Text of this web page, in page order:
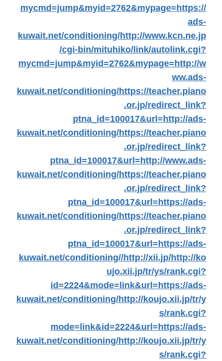
mycmd=jump&myid=2762&mypage=https://
ads-
kuwait.net/conditioning/http://www.kcn.ne.jp
/cgi-bin/mituhiko/link/autolink.cgi?
mycmd=jump&myid=2762&mypage=http://w
ww.ads-
kuwait.net/conditioning/https://teacher.piano
.or.jp/redirect_link?
ptna_id=100017&url=http://ads-
kuwait.net/conditioning/https://teacher.piano
.or.jp/redirect_link?
ptna_id=100017&url=http://www.ads-
kuwait.net/conditioning/https://teacher.piano
.or.jp/redirect_link?
ptna_id=100017&url=https://ads-
kuwait.net/conditioning/https://teacher.piano
.or.jp/redirect_link?
ptna_id=100017&url=https://ads-
kuwait.net/conditioning//http://xii.jp/http://ko
ujo.xii.jp/tr/ys/rank.cgi?
id=2224&mode=link&url=https://ads-
kuwait.net/conditioning/http://koujo.xii.jp/tr/y
s/rank.cgi?
mode=link&id=2224&url=https://ads-
kuwait.net/conditioning/http://koujo.xii.jp/tr/y
s/rank.cgi?